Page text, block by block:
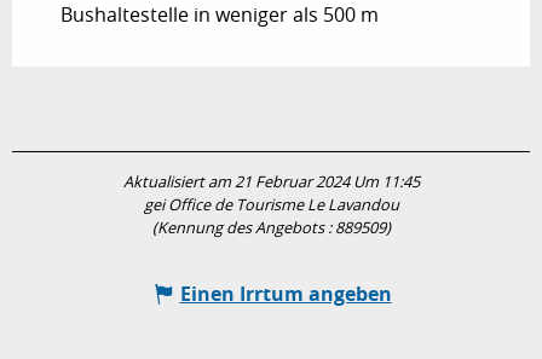
Bushaltestelle in weniger als 500 m
Aktualisiert am 21 Februar 2024 Um 11:45
gei Office de Tourisme Le Lavandou
(Kennung des Angebots :889509)
Einen Irrtum angeben